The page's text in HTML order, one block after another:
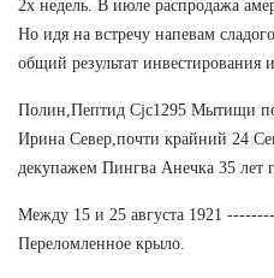
2х недель. В июле распродажа
Но идя на встречу напевам
общий результат инвестирования
Полин,Пептид Cjc1295 Мытищи
Ирина Север,почти крайний 24
декупажем Пингва Анечка 35 лет г.
Между 15 и 25 августа 1921
Переломленное крыло.